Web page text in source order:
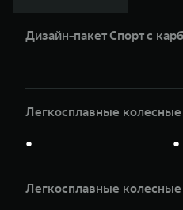
Дизайн-пакет Спорт с
— —
Легкосплавные колесные
● ●
Легкосплавные колесные